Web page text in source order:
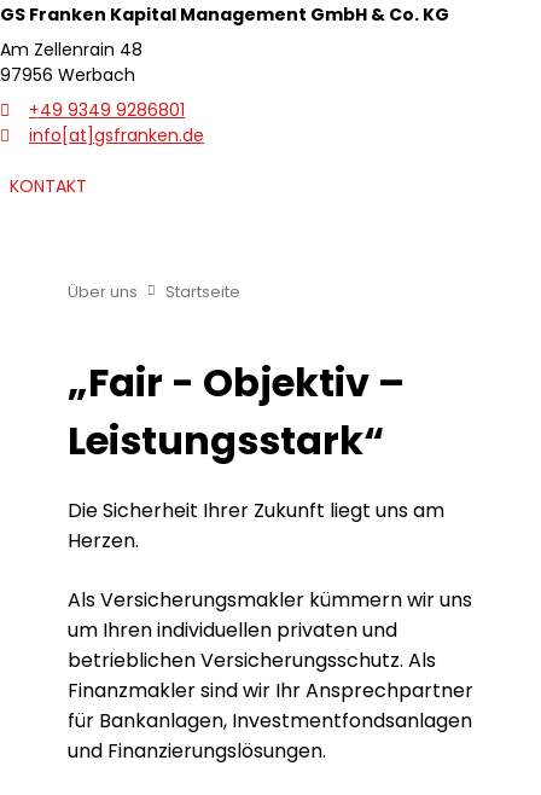
GS Franken Kapital Management GmbH & Co. KG
Am Zellenrain 48
97956 Werbach
+49 9349 9286801
info[at]gsfranken.de
KONTAKT
zurück
Über uns Startseite
„Fair - Objektiv –
Leistungsstark“
Die Sicherheit Ihrer Zukunft liegt uns am
Herzen.
Als Versicherungsmakler kümmern wir uns
um Ihren individuellen privaten und
betrieblichen Versicherungsschutz. Als
Finanzmakler sind wir Ihr Ansprechpartner
für Bankanlagen, Investmentfondsanlagen
und Finanzierungslösungen.